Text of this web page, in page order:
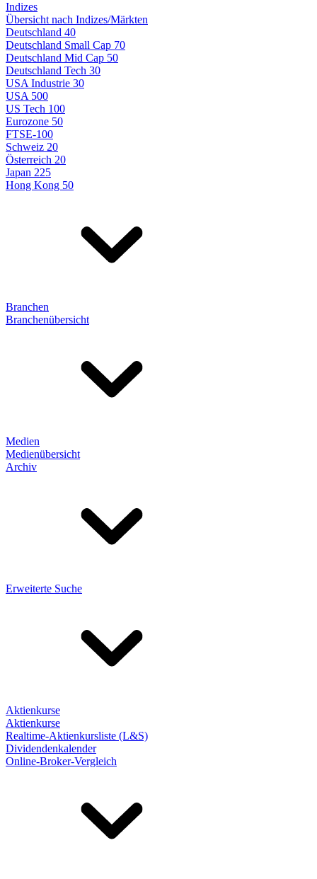
Indizes
Übersicht nach Indizes/Märkten
Deutschland 40
Deutschland Small Cap 70
Deutschland Mid Cap 50
Deutschland Tech 30
USA Industrie 30
USA 500
US Tech 100
Eurozone 50
FTSE-100
Schweiz 20
Österreich 20
Japan 225
Hong Kong 50
Branchen
Branchenübersicht
Medien
Medienübersicht
Archiv
Erweiterte Suche
Aktienkurse
Aktienkurse
Realtime-Aktienkursliste (L&S)
Dividendenkalender
Online-Broker-Vergleich